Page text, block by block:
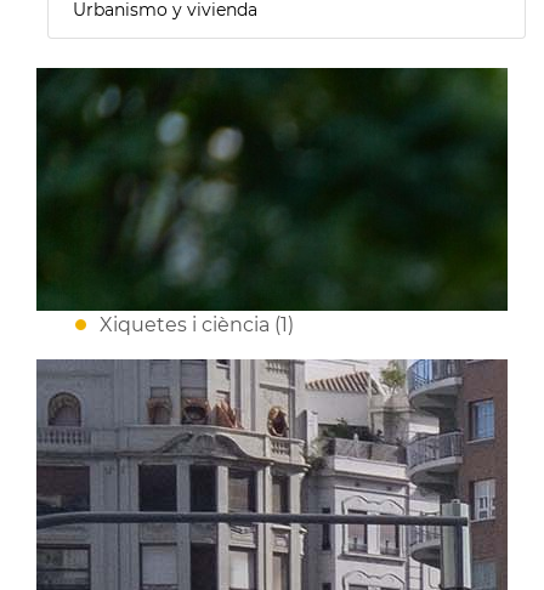
Urbanismo y vivienda
Xiquetes i ciència (1)